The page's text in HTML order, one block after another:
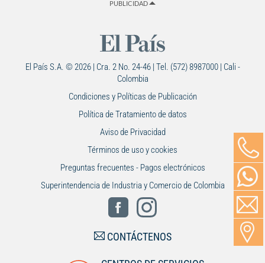
PUBLICIDAD
El País S.A. © 2026 | Cra. 2 No. 24-46 | Tel. (572) 8987000 | Cali -
Colombia
Condiciones y Políticas de Publicación
Política de Tratamiento de datos
Aviso de Privacidad
Términos de uso y cookies
Preguntas frecuentes - Pagos electrónicos
Superintendencia de Industria y Comercio de Colombia
CONTÁCTENOS